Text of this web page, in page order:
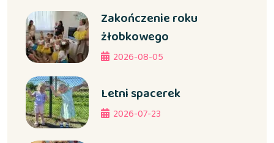
Zakończenie roku
żłobkowego
2026-08-05
Letni spacerek
2026-07-23